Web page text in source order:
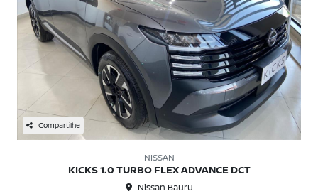
Compartilhe
NISSAN
KICKS 1.0 TURBO FLEX ADVANCE DCT
Nissan Bauru